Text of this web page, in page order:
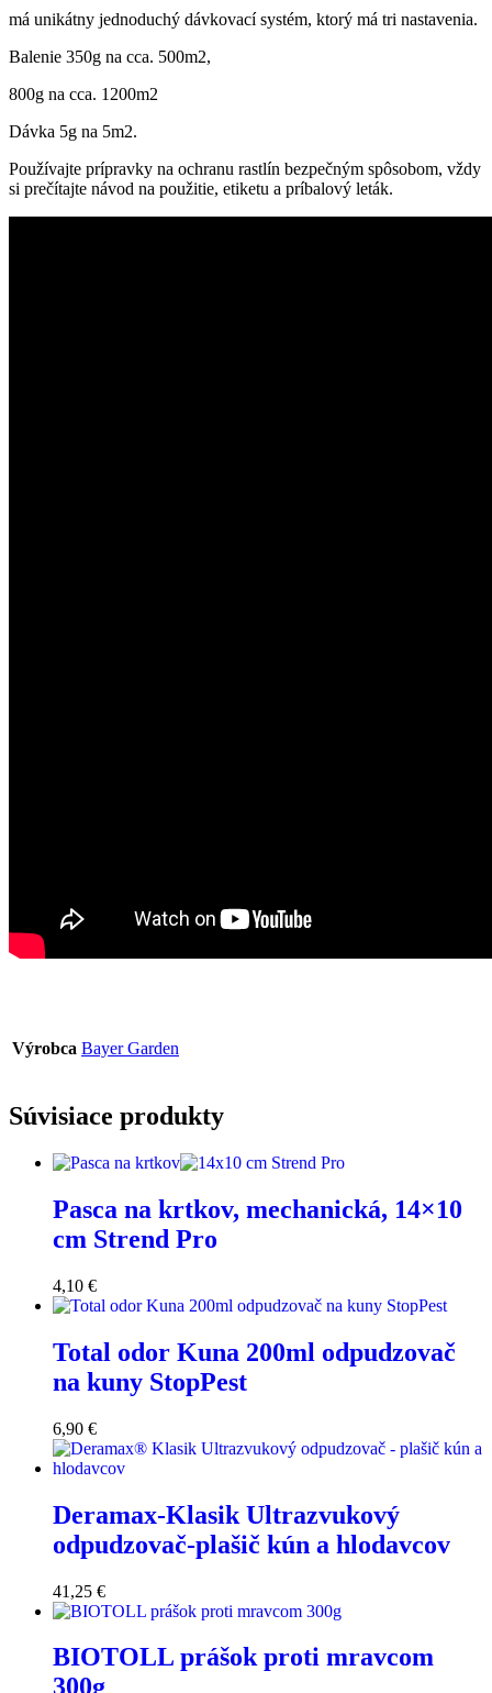
má unikátny jednoduchý dávkovací systém, ktorý má tri nastavenia.
Balenie 350g na cca. 500m2,
800g na cca. 1200m2
Dávka 5g na 5m2.
Používajte prípravky na ochranu rastlín bezpečným spôsobom, vždy
si prečítajte návod na použitie, etiketu a príbalový leták.
Výrobca Bayer Garden
Súvisiace produkty
Pasca na krtkov, mechanická, 14×10
cm Strend Pro
4,10 €
Total odor Kuna 200ml odpudzovač
na kuny StopPest
6,90 €
Deramax-Klasik Ultrazvukový
odpudzovač-plašič kún a hlodavcov
41,25 €
BIOTOLL prášok proti mravcom
300g